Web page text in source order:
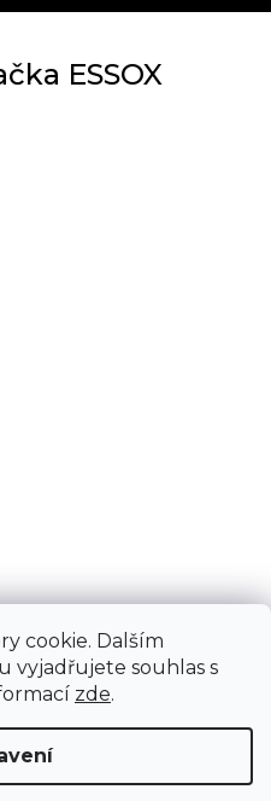
cookie. Dalším
vyjadřujete souhlas s
zde.
ESSOX